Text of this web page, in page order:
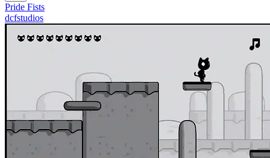
Pride Fists
dcfstudios